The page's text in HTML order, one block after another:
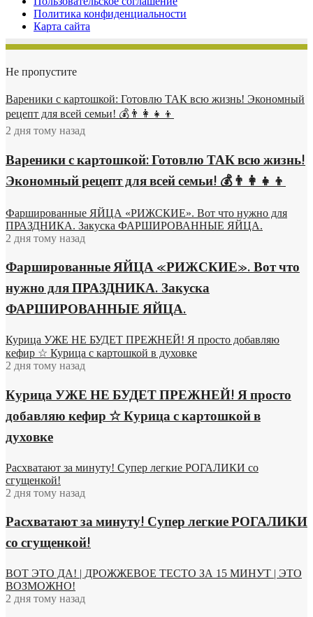
Политика конфиденциальности
Карта сайта
Не пропустите
Вареники с картошкой: Готовлю ТАК всю жизнь! Экономный
рецепт для всей семьи! 💰👨👩👧👦
2 дня тому назад
Вареники с картошкой: Готовлю ТАК всю жизнь!
Экономный рецепт для всей семьи! 💰👨👩👧👦
Фаршированные ЯЙЦА «РИЖСКИЕ». Вот что нужно для
ПРАЗДНИКА. Закуска ФАРШИРОВАННЫЕ ЯЙЦА.
2 дня тому назад
Фаршированные ЯЙЦА «РИЖСКИЕ». Вот что
нужно для ПРАЗДНИКА. Закуска
ФАРШИРОВАННЫЕ ЯЙЦА.
Курица УЖЕ НЕ БУДЕТ ПРЕЖНЕЙ! Я просто добавляю
кефир ☆ Курица с картошкой в духовке
2 дня тому назад
Курица УЖЕ НЕ БУДЕТ ПРЕЖНЕЙ! Я просто
добавляю кефир ☆ Курица с картошкой в
духовке
Расхватают за минуту! Супер легкие РОГАЛИКИ со
сгущенкой!
2 дня тому назад
Расхватают за минуту! Супер легкие РОГАЛИКИ
со сгущенкой!
ВОТ ЭТО ДА! | ДРОЖЖЕВОЕ ТЕСТО ЗА 15 МИНУТ | ЭТО
ВОЗМОЖНО!
2 дня тому назад